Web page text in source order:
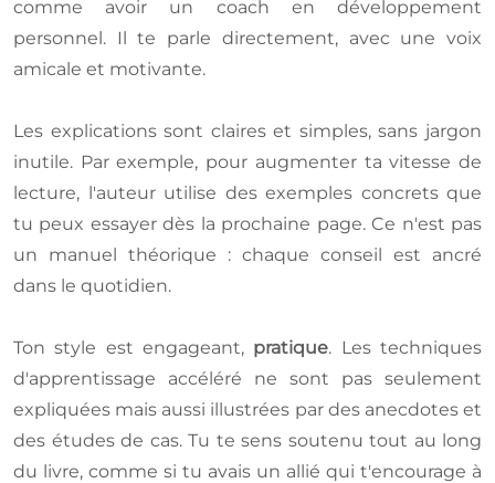
comme avoir un coach en développement
personnel. Il te parle directement, avec une voix
amicale et motivante.
Les explications sont claires et simples, sans jargon
inutile. Par exemple, pour augmenter ta vitesse de
lecture, l'auteur utilise des exemples concrets que
tu peux essayer dès la prochaine page. Ce n'est pas
un manuel théorique : chaque conseil est ancré
dans le quotidien.
Ton style est engageant, pratique. Les techniques
d'apprentissage accéléré ne sont pas seulement
expliquées mais aussi illustrées par des anecdotes et
des études de cas. Tu te sens soutenu tout au long
du livre, comme si tu avais un allié qui t'encourage à